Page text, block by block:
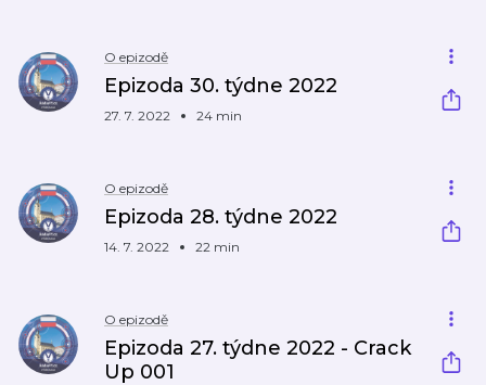
O epizodě
Epizoda 30. týdne 2022
27. 7. 2022 24 min
O epizodě
Epizoda 28. týdne 2022
14. 7. 2022 22 min
O epizodě
Epizoda 27. týdne 2022 - Crack
Up 001